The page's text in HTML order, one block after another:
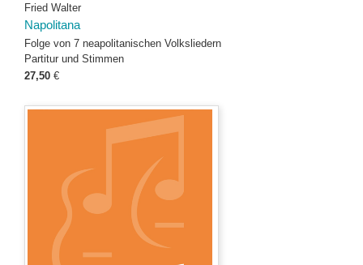
Fried Walter
Napolitana
Folge von 7 neapolitanischen Volksliedern
Partitur und Stimmen
27,50 €